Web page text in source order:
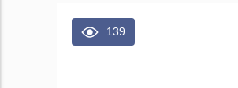
139